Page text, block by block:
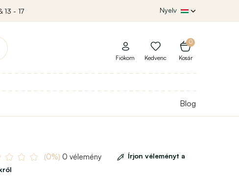
13 - 17 Nyelv
0
Kosár
Fiókom Kedvenc
Blog
(0%) 0 vélemény
Írjon véleményt a